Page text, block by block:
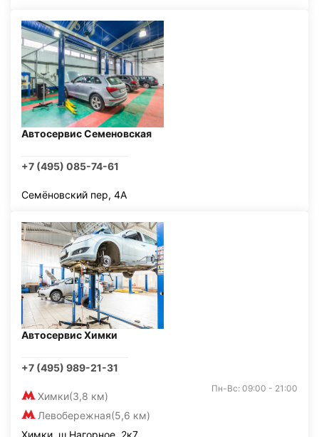
Автосервис Семеновская
+7 (495) 085-74-61
Семёновский пер, 4А
Автосервис Химки
+7 (495) 989-21-31
Химки(3,8 км)
Левобережная(5,6 км)
Пн-Вс: 09:00 - 21:00
Химки, ш Нагорное, 2к7